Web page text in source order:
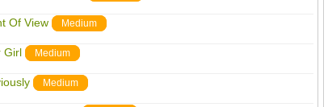
Of View Medium
Girl Medium
Medium